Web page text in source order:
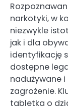
narkotyki, w
niezwykle
jak i dla
identyfikację
dostępne
nadużywane
zagrożenie.
tabletka o